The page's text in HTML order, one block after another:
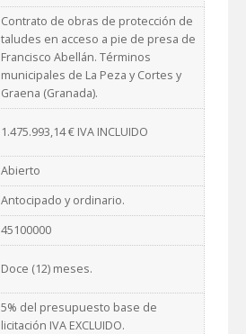
Contrato de obras de protección de
taludes en acceso a pie de presa de
Francisco Abellán. Términos
municipales de La Peza y Cortes y
Graena (Granada).
1.475.993,14 € IVA INCLUIDO
Abierto
Antocipado y ordinario.
45100000
Doce (12) meses.
5% del presupuesto base de
licitación IVA EXCLUIDO.